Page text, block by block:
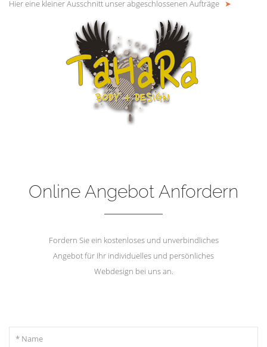
Hier eine kleiner Ausschnitt unser abgeschlossenen Aufträge ➤
Online Angebot Anfordern
Fordern Sie ein kostenloses und unverbindliches
Angebot für Ihr individuelles und persönliches
Webdesign bei uns an.